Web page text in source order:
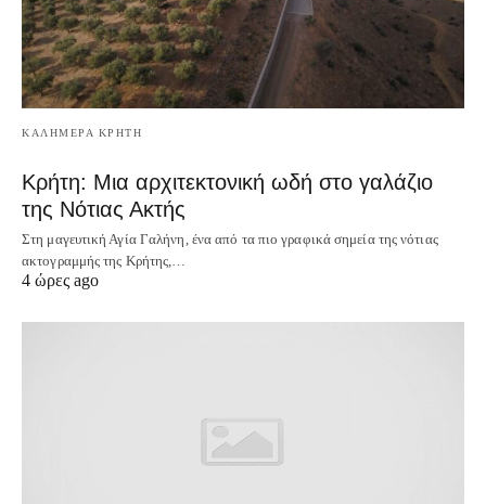
ΚΑΛΗΜΕΡΑ ΚΡΗΤΗ
Κρήτη: Μια αρχιτεκτονική ωδή στο γαλάζιο
της Νότιας Ακτής
Στη μαγευτική Αγία Γαλήνη, ένα από τα πιο γραφικά σημεία της νότιας
ακτογραμμής της Κρήτης,…
4 ώρες ago